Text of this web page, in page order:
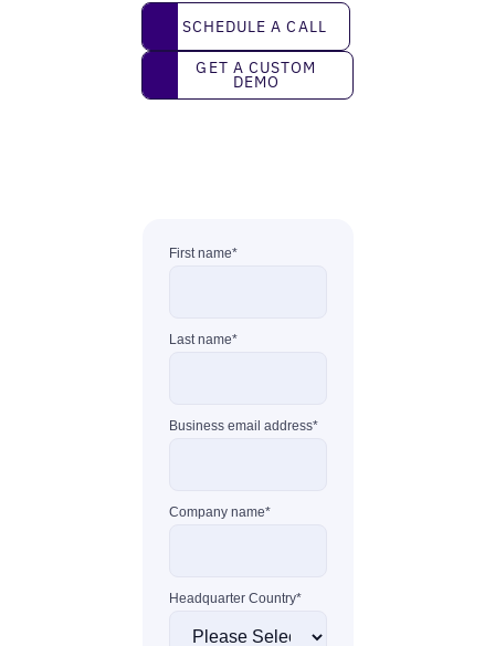
Schedule a call
SCHEDULE A CALL
Get a custom demo
GET A CUSTOM
DEMO